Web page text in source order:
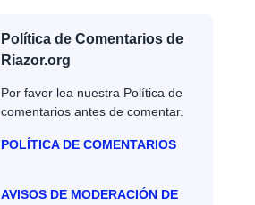
Política de Comentarios de
Riazor.org
Por favor lea nuestra Política de
comentarios antes de comentar.
POLÍTICA DE COMENTARIOS
AVISOS DE MODERACIÓN DE